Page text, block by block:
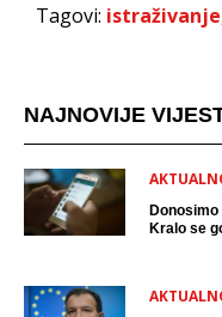
Tagovi: istraživanje
NAJNOVIJE
Donosimo
Kralo se